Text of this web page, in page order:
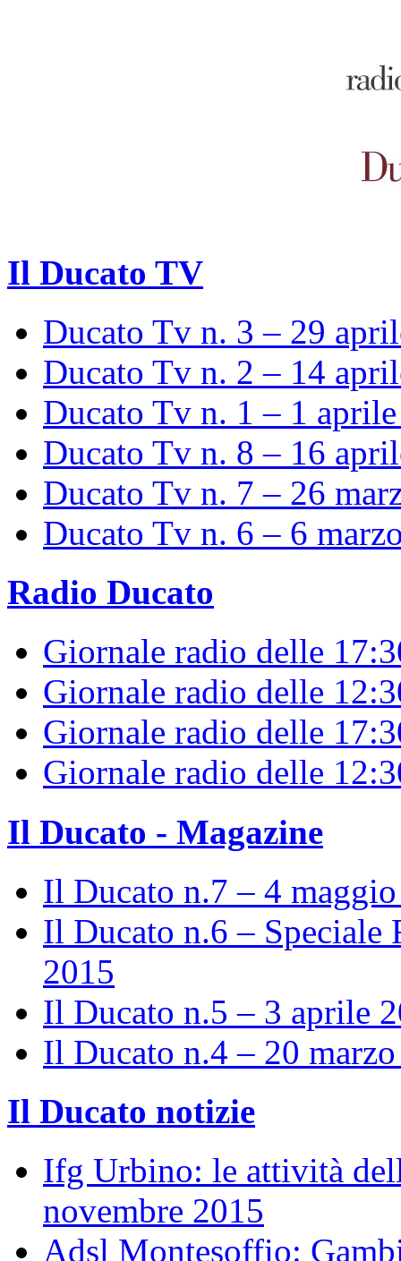
Il Ducato TV
Ducato Tv n. 3 – 29
Ducato Tv n. 2 – 14
Ducato Tv n. 1 – 1
Ducato Tv n. 8 – 16
Ducato Tv n. 7 – 26
Ducato Tv n. 6 – 6
Radio Ducato
Giornale radio delle
Giornale radio delle
Giornale radio delle
Giornale radio delle
Il Ducato - Magazine
Il Ducato n.7 – 4
Il Ducato n.6 – Speciale
2015
Il Ducato n.5 – 3 aprile
Il Ducato n.4 – 20
Il Ducato notizie
Ifg Urbino: le attività
novembre 2015
Adsl Montesoffio: